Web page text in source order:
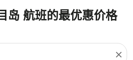
岛 航班的最优惠价格
close